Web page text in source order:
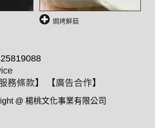
焗烤鮮菇
務條款】 【廣告合作】
@ 楊桃文化事業有限公司